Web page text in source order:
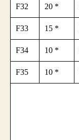
F32 20 *
F33 15 *
F34 10 *
F35 10 *